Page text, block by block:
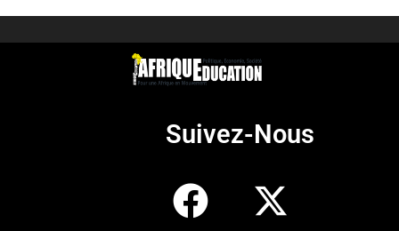
Suivez-Nous